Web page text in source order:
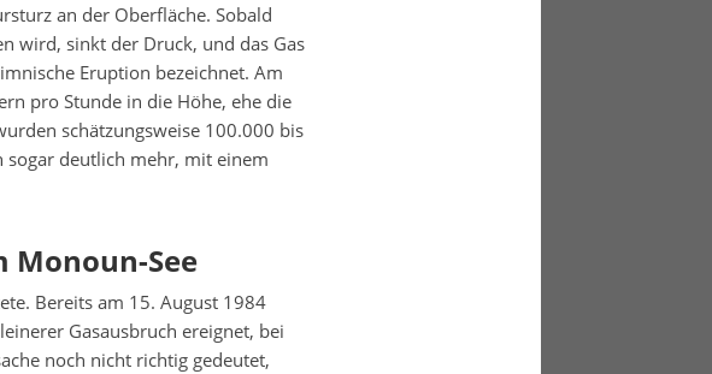
an der Oberfläche. Sobald
wird, sinkt der Druck, und das Gas
Eruption bezeichnet. Am
pro Stunde in die Höhe, ehe die
schätzungsweise 100.000 bis
sogar deutlich mehr, mit einem
Monoun-See
Bereits am 15. August 1984
Gasausbruch ereignet, bei
noch nicht richtig gedeutet,